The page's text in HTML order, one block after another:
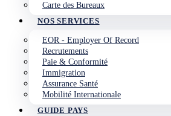
Carte des Bureaux
NOS SERVICES
EOR - Employer Of Record
Recrutements
Paie & Conformité
Immigration
Assurance Santé
Mobilité Internationale
GUIDE PAYS